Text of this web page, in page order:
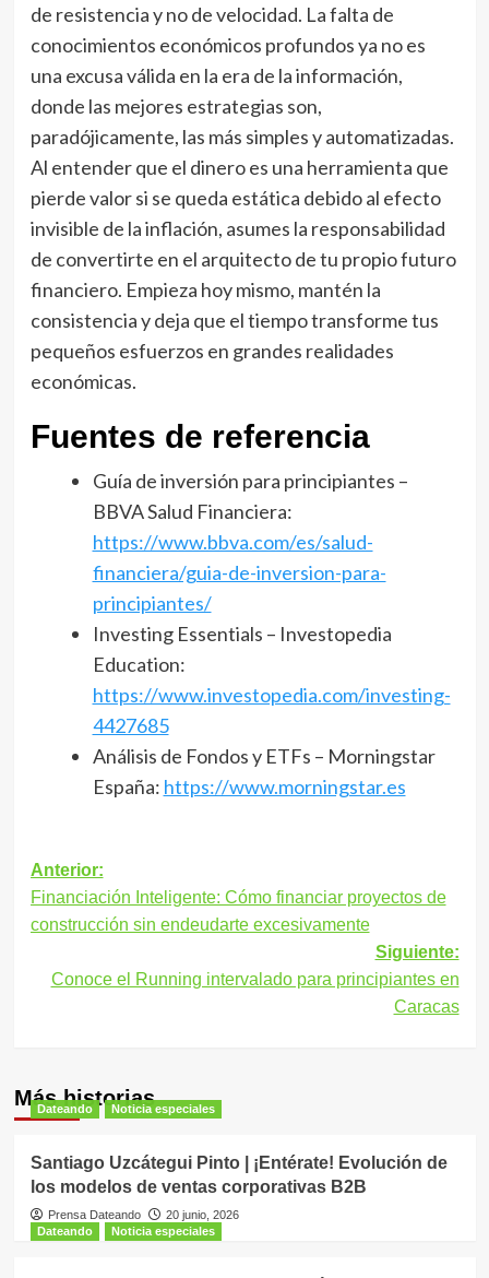
de resistencia y no de velocidad. La falta de
conocimientos económicos profundos ya no es
una excusa válida en la era de la información,
donde las mejores estrategias son,
paradójicamente, las más simples y automatizadas.
Al entender que el dinero es una herramienta que
pierde valor si se queda estática debido al efecto
invisible de la inflación, asumes la responsabilidad
de convertirte en el arquitecto de tu propio futuro
financiero. Empieza hoy mismo, mantén la
consistencia y deja que el tiempo transforme tus
pequeños esfuerzos en grandes realidades
económicas.
Fuentes de referencia
Guía de inversión para principiantes –
BBVA Salud Financiera:
https://www.bbva.com/es/salud-
financiera/guia-de-inversion-para-
principiantes/
Investing Essentials – Investopedia
Education:
https://www.investopedia.com/investing-
4427685
Análisis de Fondos y ETFs – Morningstar
España: https://www.morningstar.es
Navegación
de
Anterior:
Financiación Inteligente: Cómo financiar proyectos de
construcción sin endeudarte excesivamente
Siguiente:
Conoce el Running intervalado para principiantes en
Caracas
Más historias
Dateando Noticia especiales
Santiago Uzcátegui Pinto | ¡Entérate! Evolución de
los modelos de ventas corporativas B2B
Prensa Dateando
20 junio, 2026
Dateando
Noticia especiales